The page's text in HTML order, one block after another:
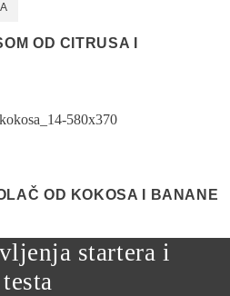
OD CITRUSA I
OD KOKOSA I BANANE
startera i